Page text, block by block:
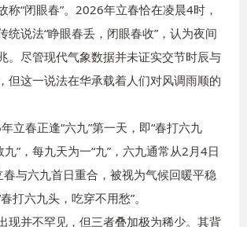
称“闭眼春”。2026年立春恰在凌晨4时，
统说法“睁眼春丢，闭眼春收”，认为夜间
。尽管现代气象数据并未证实交节时辰与
但这一说法在华承载着人们对风调雨顺的
立春正逢“六九”第一天，即“春打六九
九”，每九天为一“九”，六九通常从2月4日
与六九首日重合，被视为气候回暖平稳
打六九头，吃穿不用愁”。
现并不罕见，但三者叠加极为稀少。其背